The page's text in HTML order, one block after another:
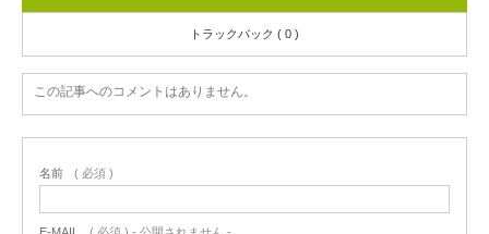
トラックバック ( 0 )
この記事へのコメントはありません。
名前 ( 必須 )